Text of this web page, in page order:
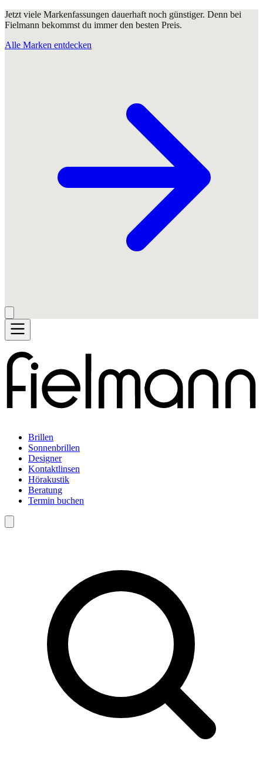
Jetzt viele Markenfassungen dauerhaft noch günstiger. Denn bei
Fielmann bekommst du immer den besten Preis.
Alle Marken entdecken
Brillen
Sonnenbrillen
Designer
Kontaktlinsen
Hörakustik
Beratung
Termin buchen